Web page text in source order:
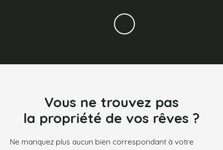
Vous ne trouvez pas
la propriété de vos rêves ?
Ne manquez plus aucun bien correspondant à votre